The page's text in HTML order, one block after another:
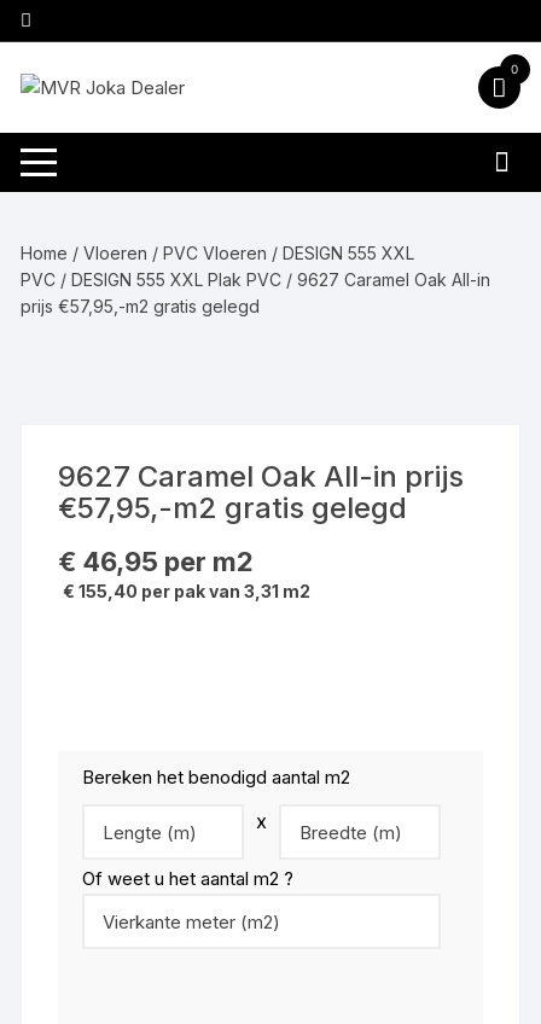
naar
inhoud
0
Home /Vloeren /PVC Vloeren /DESIGN 555 XXL
PVC /DESIGN 555 XXL Plak PVC / 9627 Caramel Oak All-in
prijs €57,95,-m2 gratis gelegd
9627 Caramel Oak All-in prijs
€57,95,-m2 gratis gelegd
€ 46,95 per m2
€ 155,40 per pak van 3,31 m2
Bereken het benodigd aantal m2
x
Of weet u het aantal m2 ?